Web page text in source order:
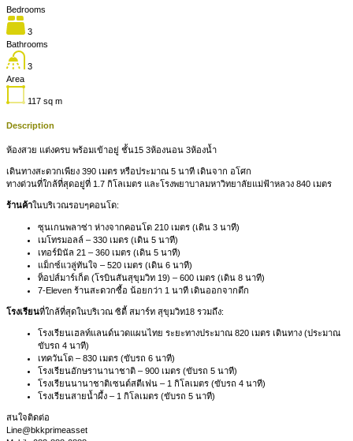
Bedrooms
3
Bathrooms
3
Area
117 sq m
Description
ห้องสวย แต่งครบ พร้อมเข้าอยู่ ชั้น15 3ห้องนอน 3ห้องน้ำ
เดินทางสะดวกเพียง 390 เมตร หรือประมาณ 5 นาที เดินจาก อโศก
ทางด่วนที่ใกล้ที่สุดอยู่ที่ 1.7 กิโลเมตร และโรงพยาบาลมหาวิทยาลัยแม่ฟ้าหลวง 840 เมตร
ร้านค้าในบริเวณรอบๆคอนโด:
ซุนเกนพลาซ่า ห่างจากคอนโด 210 เมตร (เดิน 3 นาที)
เมโทรมอลล์ – 330 เมตร (เดิน 5 นาที)
เทอร์มินัล 21 – 360 เมตร (เดิน 5 นาที)
แม็กซ์แวลู่ทันใจ – 520 เมตร (เดิน 6 นาที)
ท็อปส์มาร์เก็ต (โรบินสันสุขุมวิท 19) – 600 เมตร (เดิน 8 นาที)
7-Eleven ร้านสะดวกซื้อ น้อยกว่า 1 นาที เดินออกจากตึก
โรงเรียนที่ใกล้ที่สุดในบริเวณ ซิตี้ สมาร์ท สุขุมวิท18 รวมถึง:
โรงเรียนเฮลท์แลนด์นวดแผนไทย ระยะทางประมาณ 820 เมตร เดินทาง (ประมาณ
ขับรถ 4 นาที)
เทควันโด – 830 เมตร (ขับรถ 6 นาที)
โรงเรียนอักษรานานาชาติ – 900 เมตร (ขับรถ 5 นาที)
โรงเรียนนานาชาติเซนต์สตีเฟน – 1 กิโลเมตร (ขับรถ 4 นาที)
โรงเรียนสายน้ำผึ้ง – 1 กิโลเมตร (ขับรถ 5 นาที)
สนใจติดต่อ
Line@bkkprimeasset